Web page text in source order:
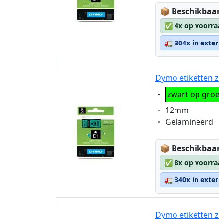
📦
✅ 4x op
🚛 304x in
Dymo etiketten
Eigenschaft:
zwart op
Eigenschaft:
12mm
Eigenschaft:
Gelamineerd
📦
✅ 8x op
🚛 340x in
Dymo etiketten